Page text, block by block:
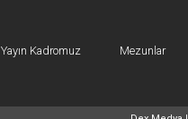
Yayın Kadromuz Mezunlar